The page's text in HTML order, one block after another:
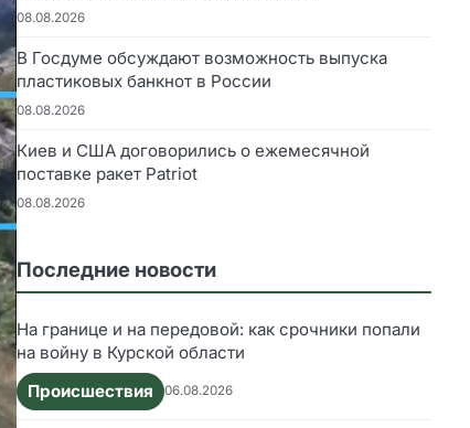
08.08.2026
В Госдуме обсуждают возможность выпуска
пластиковых банкнот в России
08.08.2026
Киев и США договорились о ежемесячной
поставке ракет Patriot
08.08.2026
Последние новости
На границе и на передовой: как срочники попали
на войну в Курской области
Происшествия
06.08.2026